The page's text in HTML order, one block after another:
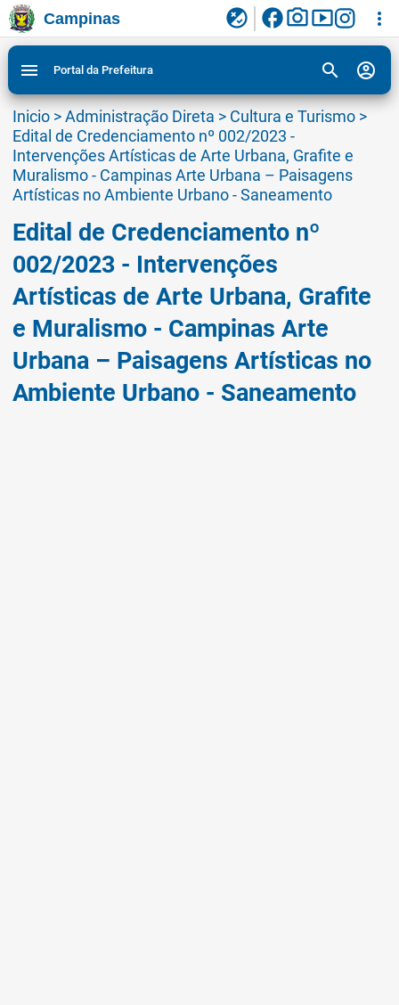
Ir para conteudo
Ir para menu do site da Prefeitura de Campinas
Ligar/Desligar contraste visual de tela para
acessibilidade
3
Campinas flaky facebookphoto_camerasmart_display more_vert
menu Portal da Prefeitura search account_circle
Inicio>Administração Direta > Cultura e Turismo >
Edital de Credenciamento nº 002/2023 -
Intervenções Artísticas de Arte Urbana, Grafite e
Muralismo - Campinas Arte Urbana – Paisagens
Artísticas no Ambiente Urbano - Saneamento
Edital de Credenciamento nº
002/2023 - Intervenções
Artísticas de Arte Urbana, Grafite
e Muralismo - Campinas Arte
Urbana – Paisagens Artísticas no
Ambiente Urbano - Saneamento